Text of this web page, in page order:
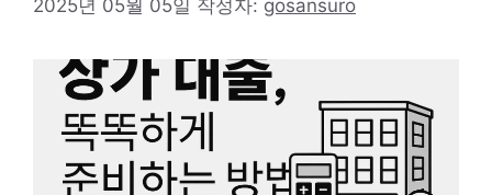
2025년 05월 05일 작성자: gosansuro